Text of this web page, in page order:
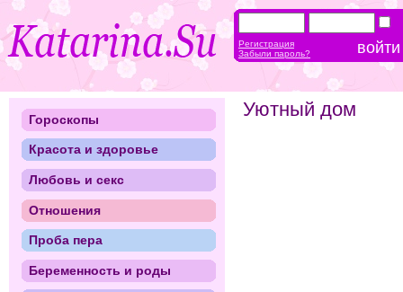
Уютный дом
Гороскопы
Красота и здоровье
Любовь и секс
Отношения
Проба пера
Беременность и роды
Регистрация
Забыли пароль?